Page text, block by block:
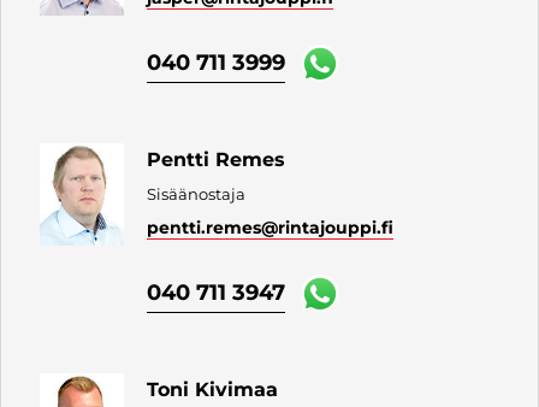
040 711 3999
Pentti Remes
Sisäänostaja
pentti.remes@rintajouppi.fi
040 711 3947
Toni Kivimaa